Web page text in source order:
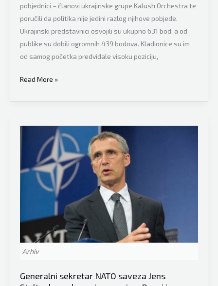
pobjednici – članovi ukrajinske grupe Kalush Orchestra te
poručili da politika nije jedini razlog njihove pobjede.
Ukrajinski predstavnici osvojili su ukupno 631 bod, a od
publike su dobili ogromnih 439 bodova. Kladionice su im
od samog početka predviđale visoku poziciju,
Pobjednici
Eurosonga
pjesma
nije
pobijedila
političke
situacije
Read More »
Arhiv
Generalni sekretar NATO saveza Jens